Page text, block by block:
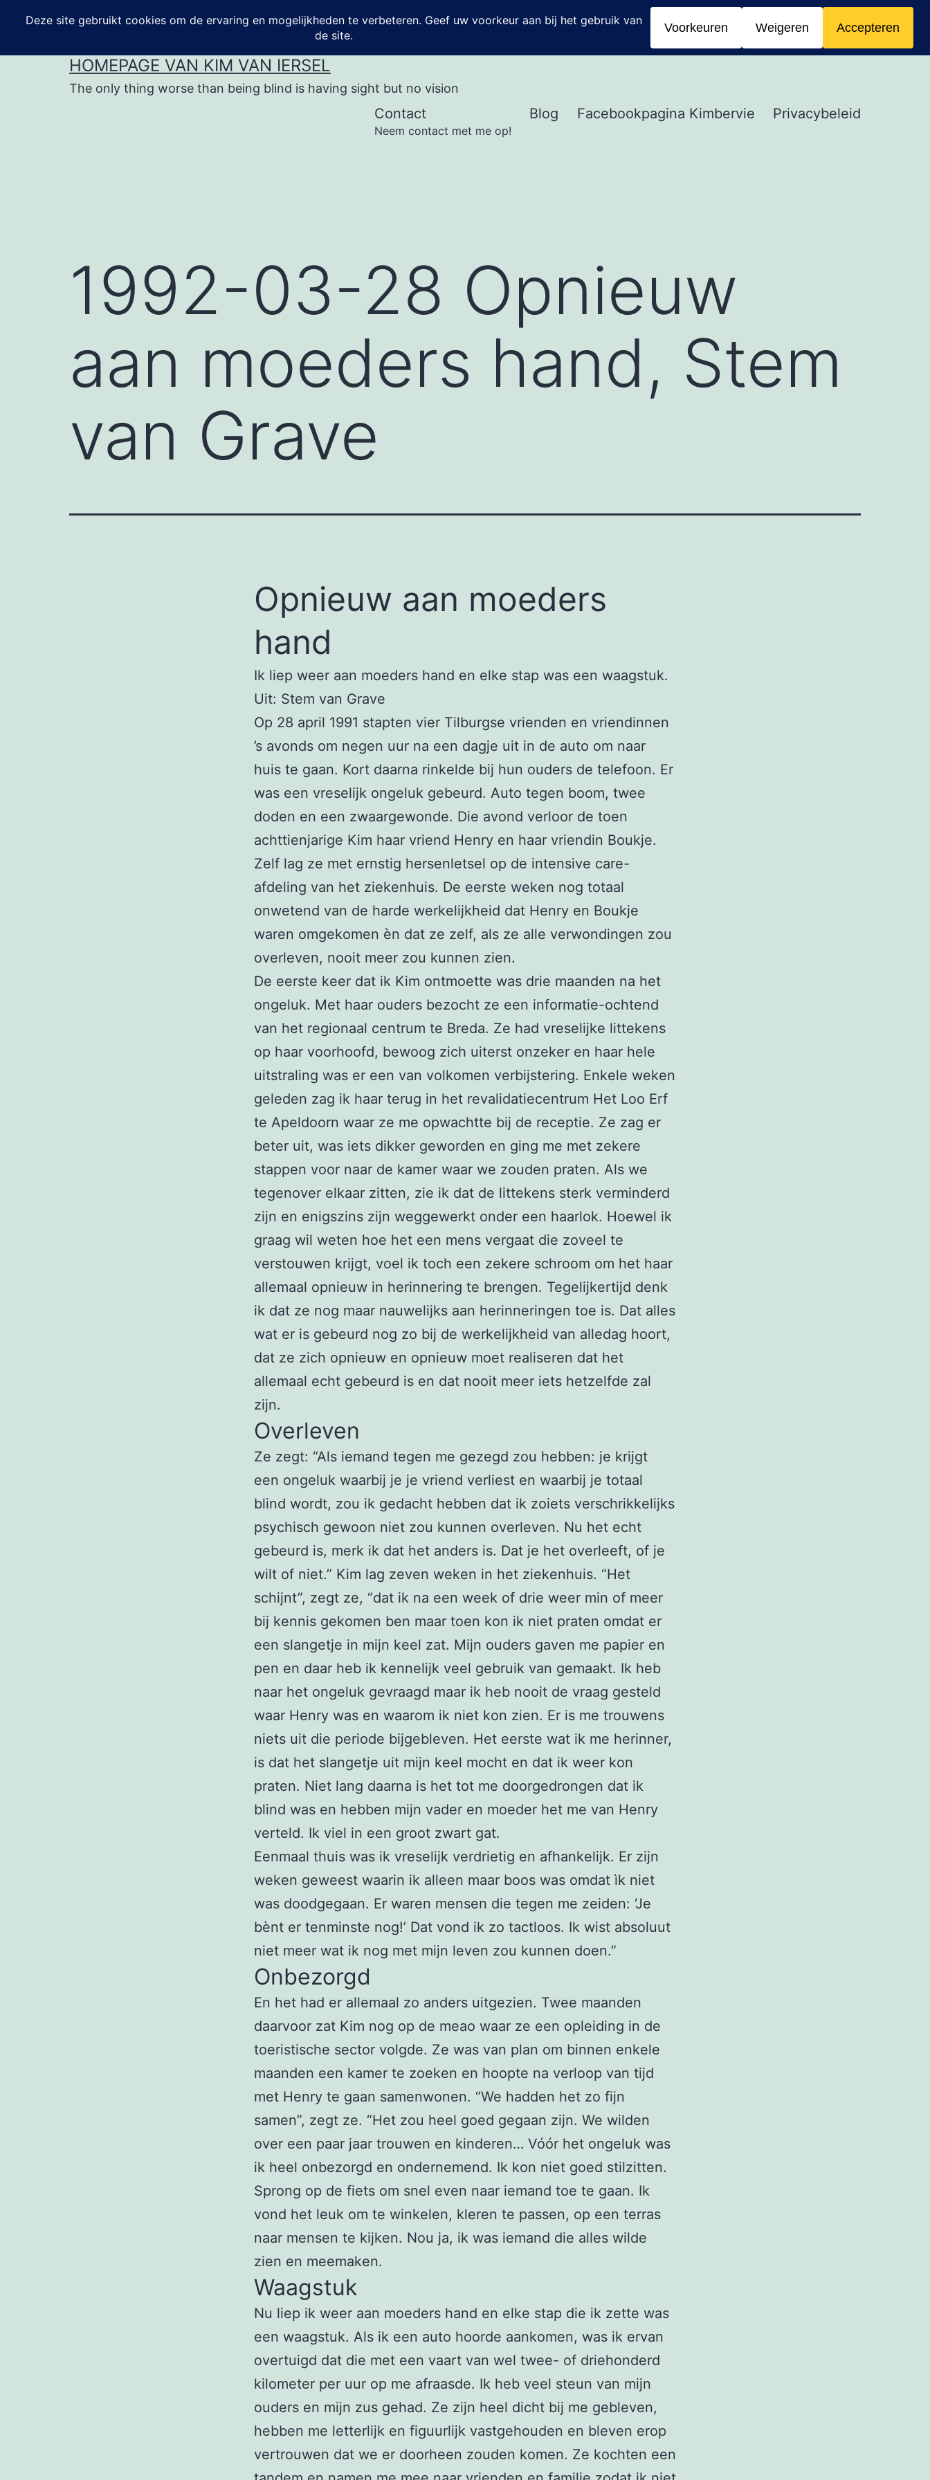
de
HOMEPAGE VAN KIM VAN IERSEL
The only thing worse than being blind is having sight but no vision
Contact
Neem contact met me op!
Blog Facebookpagina Kimbervie Privacybeleid
1992-03-28 Opnieuw
aan moeders hand, Stem
van Grave
Opnieuw aan moeders
hand
Ik liep weer aan moeders hand en elke stap was een waagstuk.
Uit: Stem van Grave
Op 28 april 1991 stapten vier Tilburgse vrienden en vriendinnen
’s avonds om negen uur na een dagje uit in de auto om naar
huis te gaan. Kort daarna rinkelde bij hun ouders de telefoon. Er
was een vreselijk ongeluk gebeurd. Auto tegen boom, twee
doden en een zwaargewonde. Die avond verloor de toen
achttienjarige Kim haar vriend Henry en haar vriendin Boukje.
Zelf lag ze met ernstig hersenletsel op de intensive care-
afdeling van het ziekenhuis. De eerste weken nog totaal
onwetend van de harde werkelijkheid dat Henry en Boukje
waren omgekomen èn dat ze zelf, als ze alle verwondingen zou
overleven, nooit meer zou kunnen zien.
De eerste keer dat ik Kim ontmoette was drie maanden na het
ongeluk. Met haar ouders bezocht ze een informatie-ochtend
van het regionaal centrum te Breda. Ze had vreselijke littekens
op haar voorhoofd, bewoog zich uiterst onzeker en haar hele
uitstraling was er een van volkomen verbijstering. Enkele weken
geleden zag ik haar terug in het revalidatiecentrum Het Loo Erf
te Apeldoorn waar ze me opwachtte bij de receptie. Ze zag er
beter uit, was iets dikker geworden en ging me met zekere
stappen voor naar de kamer waar we zouden praten. Als we
tegenover elkaar zitten, zie ik dat de littekens sterk verminderd
zijn en enigszins zijn weggewerkt onder een haarlok. Hoewel ik
graag wil weten hoe het een mens vergaat die zoveel te
verstouwen krijgt, voel ik toch een zekere schroom om het haar
allemaal opnieuw in herinnering te brengen. Tegelijkertijd denk
ik dat ze nog maar nauwelijks aan herinneringen toe is. Dat alles
wat er is gebeurd nog zo bij de werkelijkheid van alledag hoort,
dat ze zich opnieuw en opnieuw moet realiseren dat het
allemaal echt gebeurd is en dat nooit meer iets hetzelfde zal
zijn.
Overleven
Ze zegt: “Als iemand tegen me gezegd zou hebben: je krijgt
een ongeluk waarbij je je vriend verliest en waarbij je totaal
blind wordt, zou ik gedacht hebben dat ik zoiets verschrikkelijks
psychisch gewoon niet zou kunnen overleven. Nu het echt
gebeurd is, merk ik dat het anders is. Dat je het overleeft, of je
wilt of niet.” Kim lag zeven weken in het ziekenhuis. “Het
schijnt”, zegt ze, “dat ik na een week of drie weer min of meer
bij kennis gekomen ben maar toen kon ik niet praten omdat er
een slangetje in mijn keel zat. Mijn ouders gaven me papier en
pen en daar heb ik kennelijk veel gebruik van gemaakt. Ik heb
naar het ongeluk gevraagd maar ik heb nooit de vraag gesteld
waar Henry was en waarom ik niet kon zien. Er is me trouwens
niets uit die periode bijgebleven. Het eerste wat ik me herinner,
is dat het slangetje uit mijn keel mocht en dat ik weer kon
praten. Niet lang daarna is het tot me doorgedrongen dat ik
blind was en hebben mijn vader en moeder het me van Henry
verteld. Ik viel in een groot zwart gat.
Eenmaal thuis was ik vreselijk verdrietig en afhankelijk. Er zijn
weken geweest waarin ik alleen maar boos was omdat ìk niet
was doodgegaan. Er waren mensen die tegen me zeiden: ‘Je
bènt er tenminste nog!’ Dat vond ik zo tactloos. Ik wist absoluut
niet meer wat ik nog met mijn leven zou kunnen doen.”
Onbezorgd
En het had er allemaal zo anders uitgezien. Twee maanden
daarvoor zat Kim nog op de meao waar ze een opleiding in de
toeristische sector volgde. Ze was van plan om binnen enkele
maanden een kamer te zoeken en hoopte na verloop van tijd
met Henry te gaan samenwonen. “We hadden het zo fijn
samen”, zegt ze. “Het zou heel goed gegaan zijn. We wilden
over een paar jaar trouwen en kinderen… Vóór het ongeluk was
ik heel onbezorgd en ondernemend. Ik kon niet goed stilzitten.
Sprong op de fiets om snel even naar iemand toe te gaan. Ik
vond het leuk om te winkelen, kleren te passen, op een terras
naar mensen te kijken. Nou ja, ik was iemand die alles wilde
zien en meemaken.
Waagstuk
Nu liep ik weer aan moeders hand en elke stap die ik zette was
een waagstuk. Als ik een auto hoorde aankomen, was ik ervan
overtuigd dat die met een vaart van wel twee- of driehonderd
kilometer per uur op me afraasde. Ik heb veel steun van mijn
ouders en mijn zus gehad. Ze zijn heel dicht bij me gebleven,
hebben me letterlijk en figuurlijk vastgehouden en bleven erop
vertrouwen dat we er doorheen zouden komen. Ze kochten een